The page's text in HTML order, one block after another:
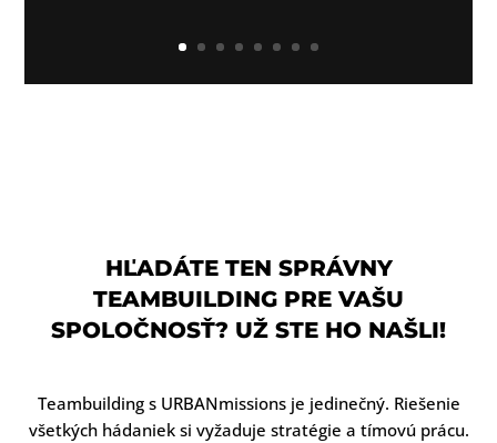
HĽADÁTE TEN SPRÁVNY
TEAMBUILDING PRE VAŠU
SPOLOČNOSŤ? UŽ STE HO NAŠLI!
Teambuilding s URBANmissions je jedinečný. Riešenie
všetkých hádaniek si vyžaduje stratégie a tímovú prácu.